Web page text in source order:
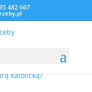
482 667